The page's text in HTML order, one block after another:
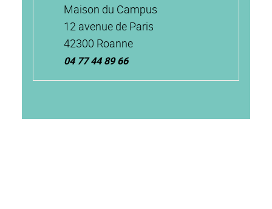
Maison du Campus
12 avenue de Paris
42300 Roanne
04 77 44 89 66